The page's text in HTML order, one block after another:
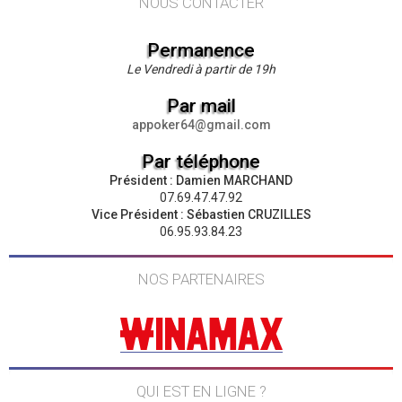
Permanence
Le Vendredi à partir de 19h
Par mail
appoker64@gmail.com
Par téléphone
Président : Damien MARCHAND
07.69.47.47.92
Vice Président : Sébastien CRUZILLES
06.95.93.84.23
NOS PARTENAIRES
QUI EST EN LIGNE ?